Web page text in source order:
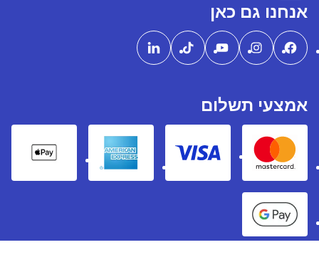
אנחנו גם כאן
אמצעי תשלום
Mastercard
Visa
American express
Pay
Google Pay